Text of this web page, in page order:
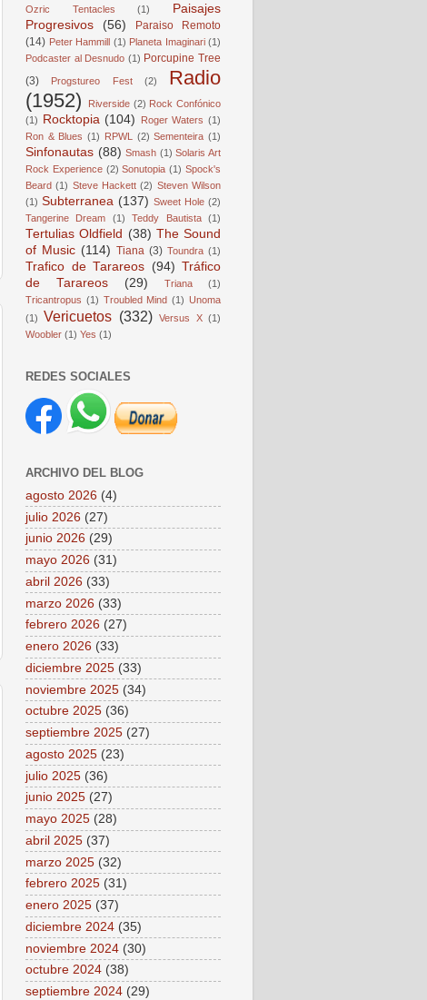
Ozric Tentacles (1)
Paisajes
Progresivos
(56)
Paraiso Remoto
(14) Peter Hammill (1) Planeta Imaginari (1)
Podcaster al Desnudo (1) Porcupine Tree
(3)
Progstureo Fest (2)
Radio
(1952)
Riverside (2) Rock Confónico
(1) Rocktopia (104) Roger Waters (1)
Ron & Blues (1) RPWL (2) Sementeira (1)
Sinfonautas (88) Smash (1) Solaris Art
Rock Experience (2) Sonutopia (1) Spock's
Beard (1) Steve Hackett (2) Steven Wilson
(1) Subterranea (137) Sweet Hole (2)
Tangerine Dream
(1) Teddy Bautista (1)
Tertulias Oldfield (38) The Sound
of Music (114) Tiana (3) Toundra (1)
Trafico de Tarareos (94) Tráfico
de Tarareos
(29) Triana
(1)
Tricantropus (1) Troubled Mind (1) Unoma
(1)
Vericuetos (332) Versus X (1)
Woobler (1) Yes (1)
REDES SOCIALES
ARCHIVO DEL BLOG
agosto 2026 (4)
julio 2026 (27)
junio 2026 (29)
mayo 2026 (31)
abril 2026 (33)
marzo 2026 (33)
febrero 2026 (27)
enero 2026 (33)
diciembre 2025 (33)
noviembre 2025 (34)
octubre 2025 (36)
septiembre 2025 (27)
agosto 2025 (23)
julio 2025 (36)
junio 2025 (27)
mayo 2025 (28)
abril 2025 (37)
marzo 2025 (32)
febrero 2025 (31)
enero 2025 (37)
diciembre 2024 (35)
noviembre 2024 (30)
octubre 2024 (38)
septiembre 2024 (29)